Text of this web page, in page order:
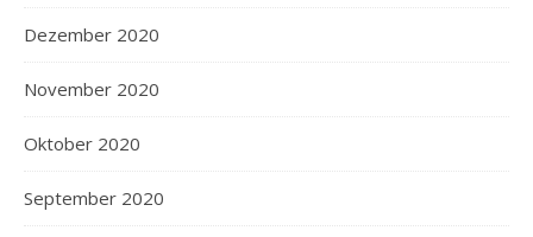
Dezember 2020
November 2020
Oktober 2020
September 2020